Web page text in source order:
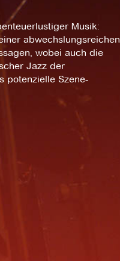
Musik:
abwechslungsreichen
wobei auch die
Jazz der
potenzielle Szene-